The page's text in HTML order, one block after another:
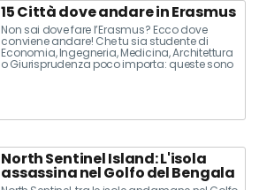
15 Città dove andare in Erasmus
Non sai dove fare l’Erasmus? Ecco dove
conviene andare! Che tu sia studente di
Economia, Ingegneria, Medicina, Architettura
o Giurisprudenza poco importa: queste sono
le città migliori in Europa dove fare l’Erasmus!
North Sentinel Island: L'isola
assassina nel Golfo del Bengala